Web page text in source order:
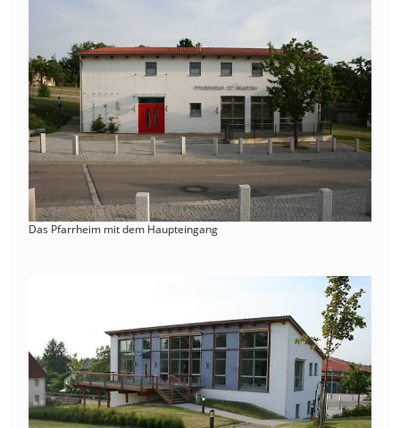
Das Pfarrheim mit dem Haupteingang